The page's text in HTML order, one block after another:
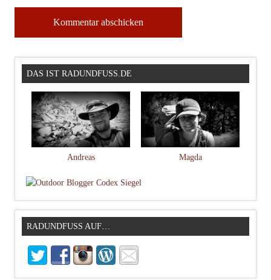
DAS IST RADUNDFUSS.DE
Andreas Magda
RADUNDFUSS AUF…